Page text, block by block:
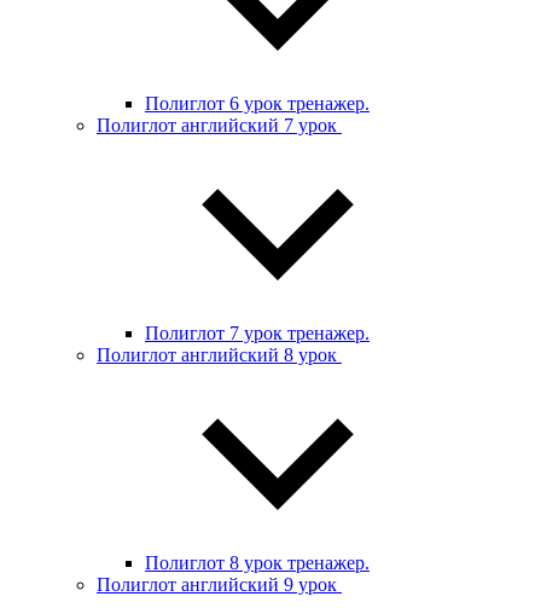
Полиглот 6 урок тренажер.
Полиглот английский 7 урок
Полиглот 7 урок тренажер.
Полиглот английский 8 урок
Полиглот 8 урок тренажер.
Полиглот английский 9 урок